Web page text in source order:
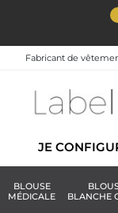
Fabricant de
JE
BLOUSE
MÉDICALE
BLANCHE